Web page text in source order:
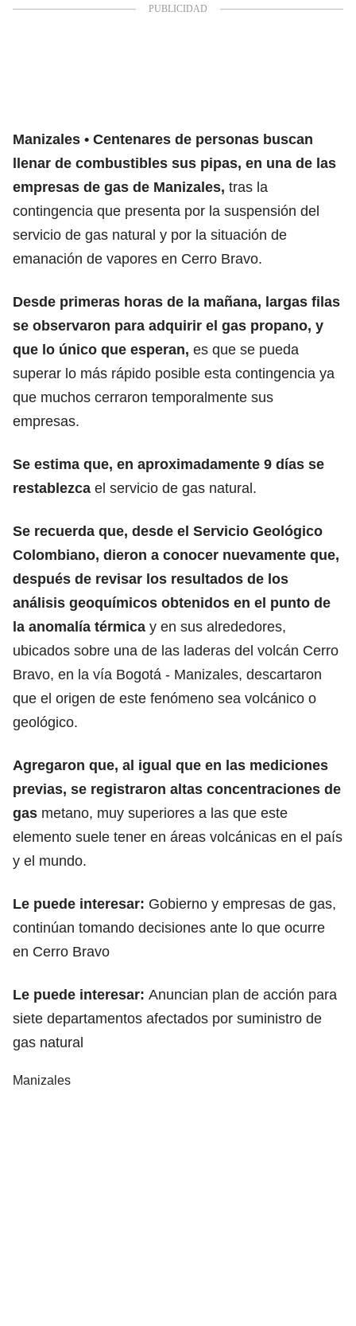
Manizales
Centenares de personas buscan
llenar de combustibles sus pipas, en una de las
empresas de gas de Manizales, tras la
contingencia que presenta por la suspensión del
servicio de gas natural y por la situación de
emanación de vapores en Cerro Bravo.
Desde primeras horas de la mañana, largas filas
se observaron para adquirir el gas propano, y
que lo único que esperan, es que se pueda
superar lo más rápido posible esta contingencia ya
que muchos cerraron temporalmente sus
empresas.
Se estima que, en aproximadamente 9 días se
restablezca el servicio de gas natural.
Se recuerda que, desde el Servicio Geológico
Colombiano, dieron a conocer nuevamente que,
después de revisar los resultados de los
análisis geoquímicos obtenidos en el punto de
la anomalía térmica y en sus alrededores,
ubicados sobre una de las laderas del volcán Cerro
Bravo, en la vía Bogotá - Manizales, descartaron
que el origen de este fenómeno sea volcánico o
geológico.
Agregaron que, al igual que en las mediciones
previas, se registraron altas concentraciones de
gas metano, muy superiores a las que este
elemento suele tener en áreas volcánicas en el país
y el mundo.
Le puede interesar: Gobierno y empresas de gas,
continúan tomando decisiones ante lo que ocurre
en Cerro Bravo
Le puede interesar: Anuncian plan de acción para
siete departamentos afectados por suministro de
gas natural
Manizales